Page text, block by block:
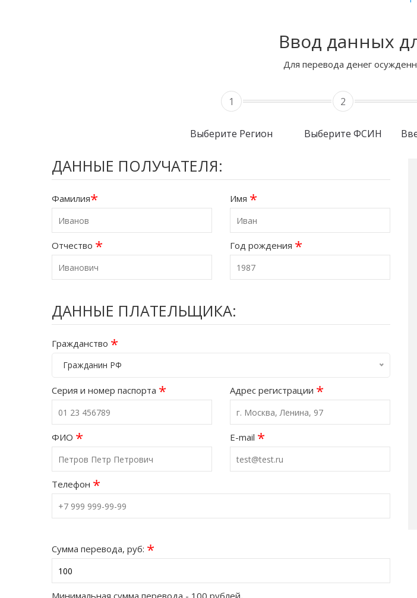
Ввод данных
Для перевода денег
1
Выберите Регион
2
Выберите ФСИН
ДАННЫЕ ПОЛУЧАТЕЛЯ:
Фамилия* Имя *
Отчество * Год рождения *
ДАННЫЕ ПЛАТЕЛЬЩИКА:
Гражданство *
Гражданин РФ
Серия и номер паспорта * Адрес регистрации *
ФИО * E-mail *
Телефон *
Сумма перевода, руб: *
Минимальная сумма перевода - 100 рублей,